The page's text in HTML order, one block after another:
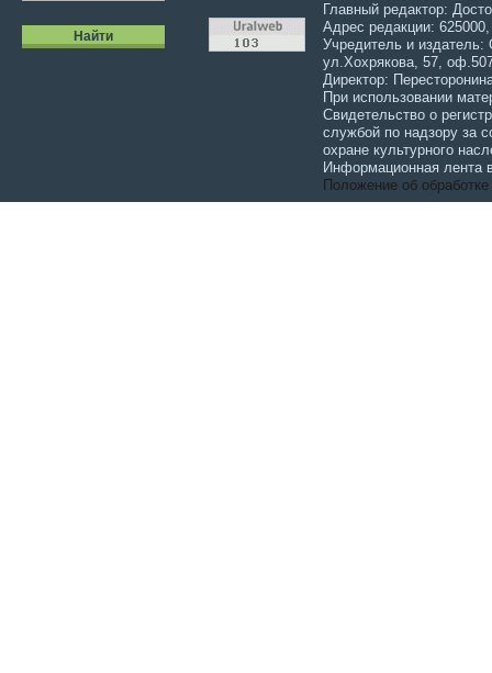
Главный редактор:
Адрес редакции:
Учредитель и
ул.Хохрякова, 57,
Директор:
При использовании
Свидетельство о
службой по надзору за
охране культурного
Информационная лента
Положение об